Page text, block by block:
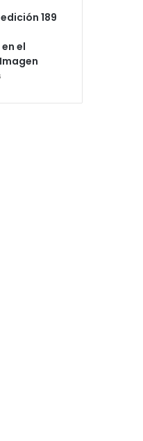
189
el